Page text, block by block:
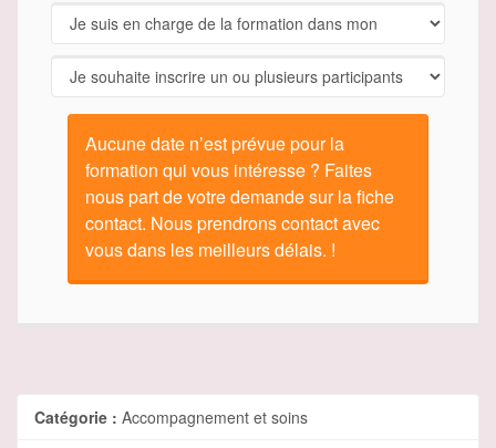
Aucune date n’est prévue pour la
formation qui vous intéresse ? Faites
nous part de votre demande sur la fiche
contact. Nous prendrons contact avec
vous dans les meilleurs délais. !
Catégorie : Accompagnement et soins